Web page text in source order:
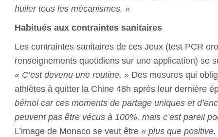
huiler tous les mécanismes. »
Habitués aux contraintes sanitaires
Les contraintes sanitaires de ces Jeux (test PCR
renseignements quotidiens sur une application) se
« C’est devenu une routine. » Des mesures qui
athlètes à quitter la Chine 48h après leur dernière
bémol car ces moments de partage uniques et
peuvent pas être vécus à 100%, mais c’est pareil
L’image de Monaco se veut être « plus que